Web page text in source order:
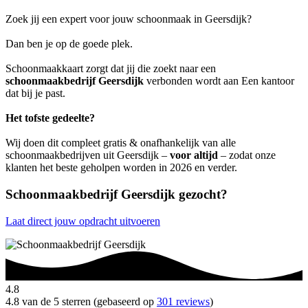
Zoek jij een expert voor jouw schoonmaak in Geersdijk?
Dan ben je op de goede plek.
Schoonmaakkaart zorgt dat jij die zoekt naar een
schoonmaakbedrijf Geersdijk verbonden wordt aan Een kantoor
dat bij je past.
Het tofste gedeelte?
Wij doen dit compleet gratis & onafhankelijk van alle
schoonmaakbedrijven uit Geersdijk – voor altijd – zodat onze
klanten het beste geholpen worden in 2026 en verder.
Schoonmaakbedrijf Geersdijk gezocht?
Laat direct jouw opdracht uitvoeren
4.8
4.8 van de 5 sterren (gebaseerd op 301 reviews)